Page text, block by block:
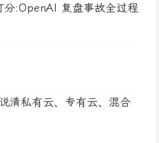
:OpenAI 复盘事故全过程
清私有云、专有云、混合